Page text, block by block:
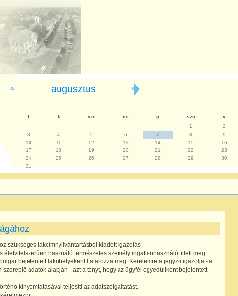
augusztus
« »
h k sze cs p szo
v
1
2
3
4 5 6 7 8
9
10
11 12 13 14 15
16
17
18 19 20 21 22
23
24
25 26 27 28 29
30
31
szükséges lakcímnyilvántartásból kiadott igazolás
használó természetes személy ingatlanhasználót illeti meg.
bejelentett lakóhelyeként határozza meg. Kérelemre a jegyző igazolja - a
adatok alapján - azt a tényt, hogy az ügyfél egyedüliként bejelentett
kinyomtatásával teljesíti az adatszolgáltatást.